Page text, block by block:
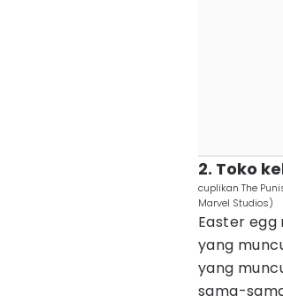
2. Toko
cuplikan The
Marvel Studios)
Easter
yang
yang
sama-